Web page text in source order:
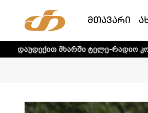
მთავარი
ტელე-რადიო კომპანია